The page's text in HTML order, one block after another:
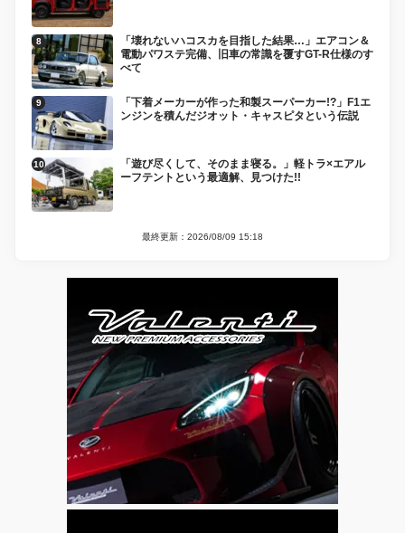
「壊れないハコスカを目指した結果…」エアコン＆
電動パワステ完備、旧車の常識を覆すGT-R仕様のす
べて
「下着メーカーが作った和製スーパーカー!?」F1エ
ンジンを積んだジオット・キャスピタという伝説
「遊び尽くして、そのまま寝る。」軽トラ×エアル
ーフテントという最適解、見つけた!!
最終更新：2026/08/09 15:18